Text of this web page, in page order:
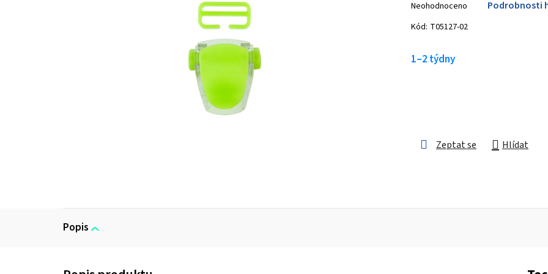
hodnocení
produktu
0,0
z 5
Neohodnoceno Podrobnosti
Kód: T05127-02
1–2 týdny
Zeptat se Hlídat
Popis